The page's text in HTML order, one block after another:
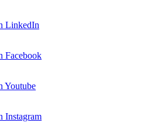
LinkedIn
Facebook
Youtube
Instagram